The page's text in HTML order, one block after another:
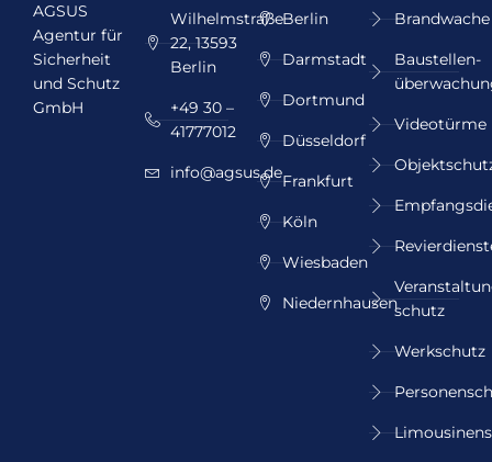
AGSUS
Agentur für
Sicherheit
und Schutz
GmbH
Wilhelmstraße
22, 13593
Berlin
+49 30 –
41777012
info@agsus.de
Berlin
Darmstadt
Dortmund
Düsseldorf
Frankfurt
Köln
Wiesbaden
Niedernhausen
Brandwache
Baustellen­
Videotürme
schutz
Werkschutz